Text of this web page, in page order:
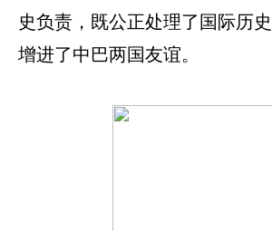
史负责，既公正处理了国际历
增进了中巴两国友谊。